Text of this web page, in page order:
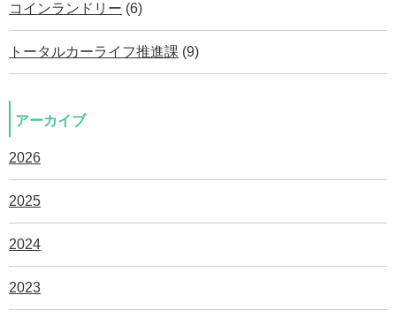
コインランドリー (6)
トータルカーライフ推進課 (9)
アーカイブ
2026
2025
2024
2023